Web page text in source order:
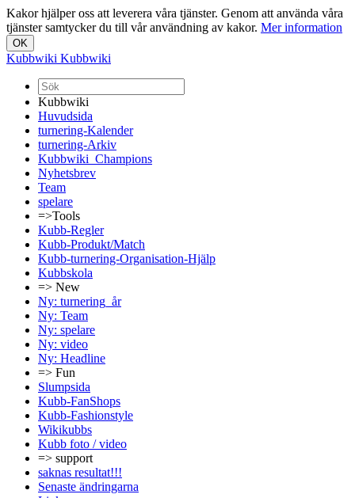
Kakor hjälper oss att leverera våra tjänster. Genom att använda våra
tjänster samtycker du till vår användning av kakor. Mer information
Kubbwiki Kubbwiki
Kubbwiki
Huvudsida
turnering-Kalender
turnering-Arkiv
Kubbwiki_Champions
Nyhetsbrev
Team
spelare
=>Tools
Kubb-Regler
Kubb-Produkt/Match
Kubb-turnering-Organisation-Hjälp
Kubbskola
=> New
Ny: turnering_år
Ny: Team
Ny: spelare
Ny: video
Ny: Headline
=> Fun
Slumpsida
Kubb-FanShops
Kubb-Fashionstyle
Wikikubbs
Kubb foto / video
=> support
saknas resultat!!!
Senaste ändringarna